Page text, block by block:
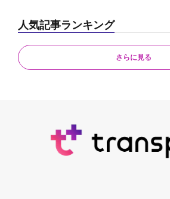
人気記事ランキング
さらに見る